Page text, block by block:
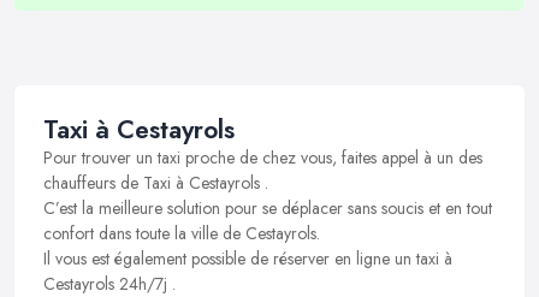
Taxi à Cestayrols
Pour trouver un taxi proche de chez vous, faites appel à un des
chauffeurs de Taxi à Cestayrols .
C’est la meilleure solution pour se déplacer sans soucis et en tout
confort dans toute la ville de Cestayrols.
Il vous est également possible de réserver en ligne un taxi à
Cestayrols 24h/7j .